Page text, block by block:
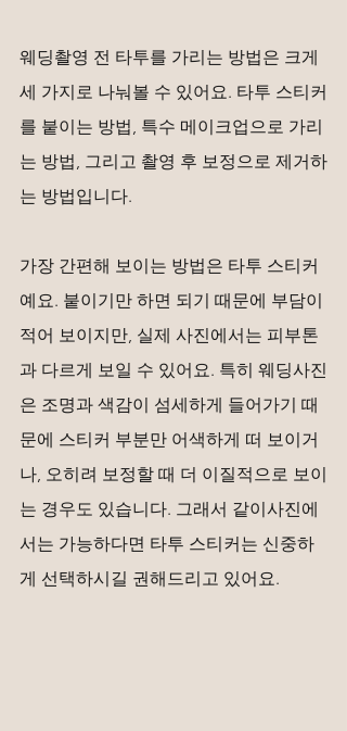
웨딩촬영 전 타투를 가리는 방법은 크게
세 가지로 나눠볼 수 있어요. 타투 스티커
를 붙이는 방법, 특수 메이크업으로 가리
는 방법, 그리고 촬영 후 보정으로 제거하
는 방법입니다.
가장 간편해 보이는 방법은 타투 스티커
예요. 붙이기만 하면 되기 때문에 부담이
적어 보이지만, 실제 사진에서는 피부톤
과 다르게 보일 수 있어요. 특히 웨딩사진
은 조명과 색감이 섬세하게 들어가기 때
문에 스티커 부분만 어색하게 떠 보이거
나, 오히려 보정할 때 더 이질적으로 보이
는 경우도 있습니다. 그래서 같이사진에
서는 가능하다면 타투 스티커는 신중하
게 선택하시길 권해드리고 있어요.